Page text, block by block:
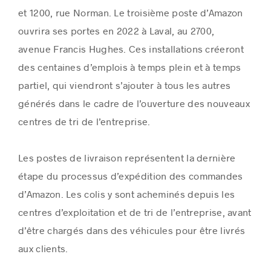
et 1200, rue Norman. Le troisième poste d’Amazon
ouvrira ses portes en 2022 à Laval , au 2700,
avenue Francis Hughes . Ces installations créeront
des centaines d’emplois à temps plein et à temps
partiel, qui viendront s’ajouter à tous les autres
générés dans le cadre de l’ouverture des nouveaux
centres de tri de l’entreprise.
Les postes de livraison représentent la dernière
étape du processus d’expédition des commandes
d’Amazon. Les colis y sont acheminés depuis les
centres d’exploitation et de tri de l’entreprise, avant
d’être chargés dans des véhicules pour être livrés
aux clients.